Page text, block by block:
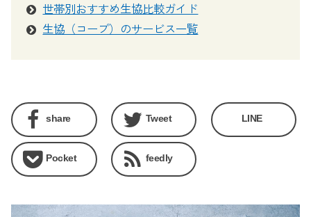
世帯別おすすめ生協比較ガイド
生協（コープ）のサービス一覧
share Tweet LINE
Pocket feedly